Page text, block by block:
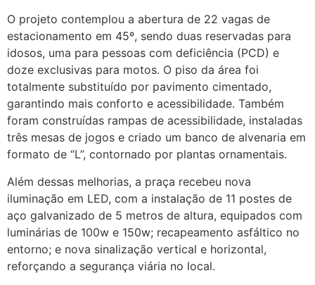
O projeto contemplou a abertura de 22 vagas de
estacionamento em 45º, sendo duas reservadas para
idosos, uma para pessoas com deficiência (PCD) e
doze exclusivas para motos. O piso da área foi
totalmente substituído por pavimento cimentado,
garantindo mais conforto e acessibilidade. Também
foram construídas rampas de acessibilidade, instaladas
três mesas de jogos e criado um banco de alvenaria em
formato de “L”, contornado por plantas ornamentais.
Além dessas melhorias, a praça recebeu nova
iluminação em LED, com a instalação de 11 postes de
aço galvanizado de 5 metros de altura, equipados com
luminárias de 100w e 150w; recapeamento asfáltico no
entorno; e nova sinalização vertical e horizontal,
reforçando a segurança viária no local.